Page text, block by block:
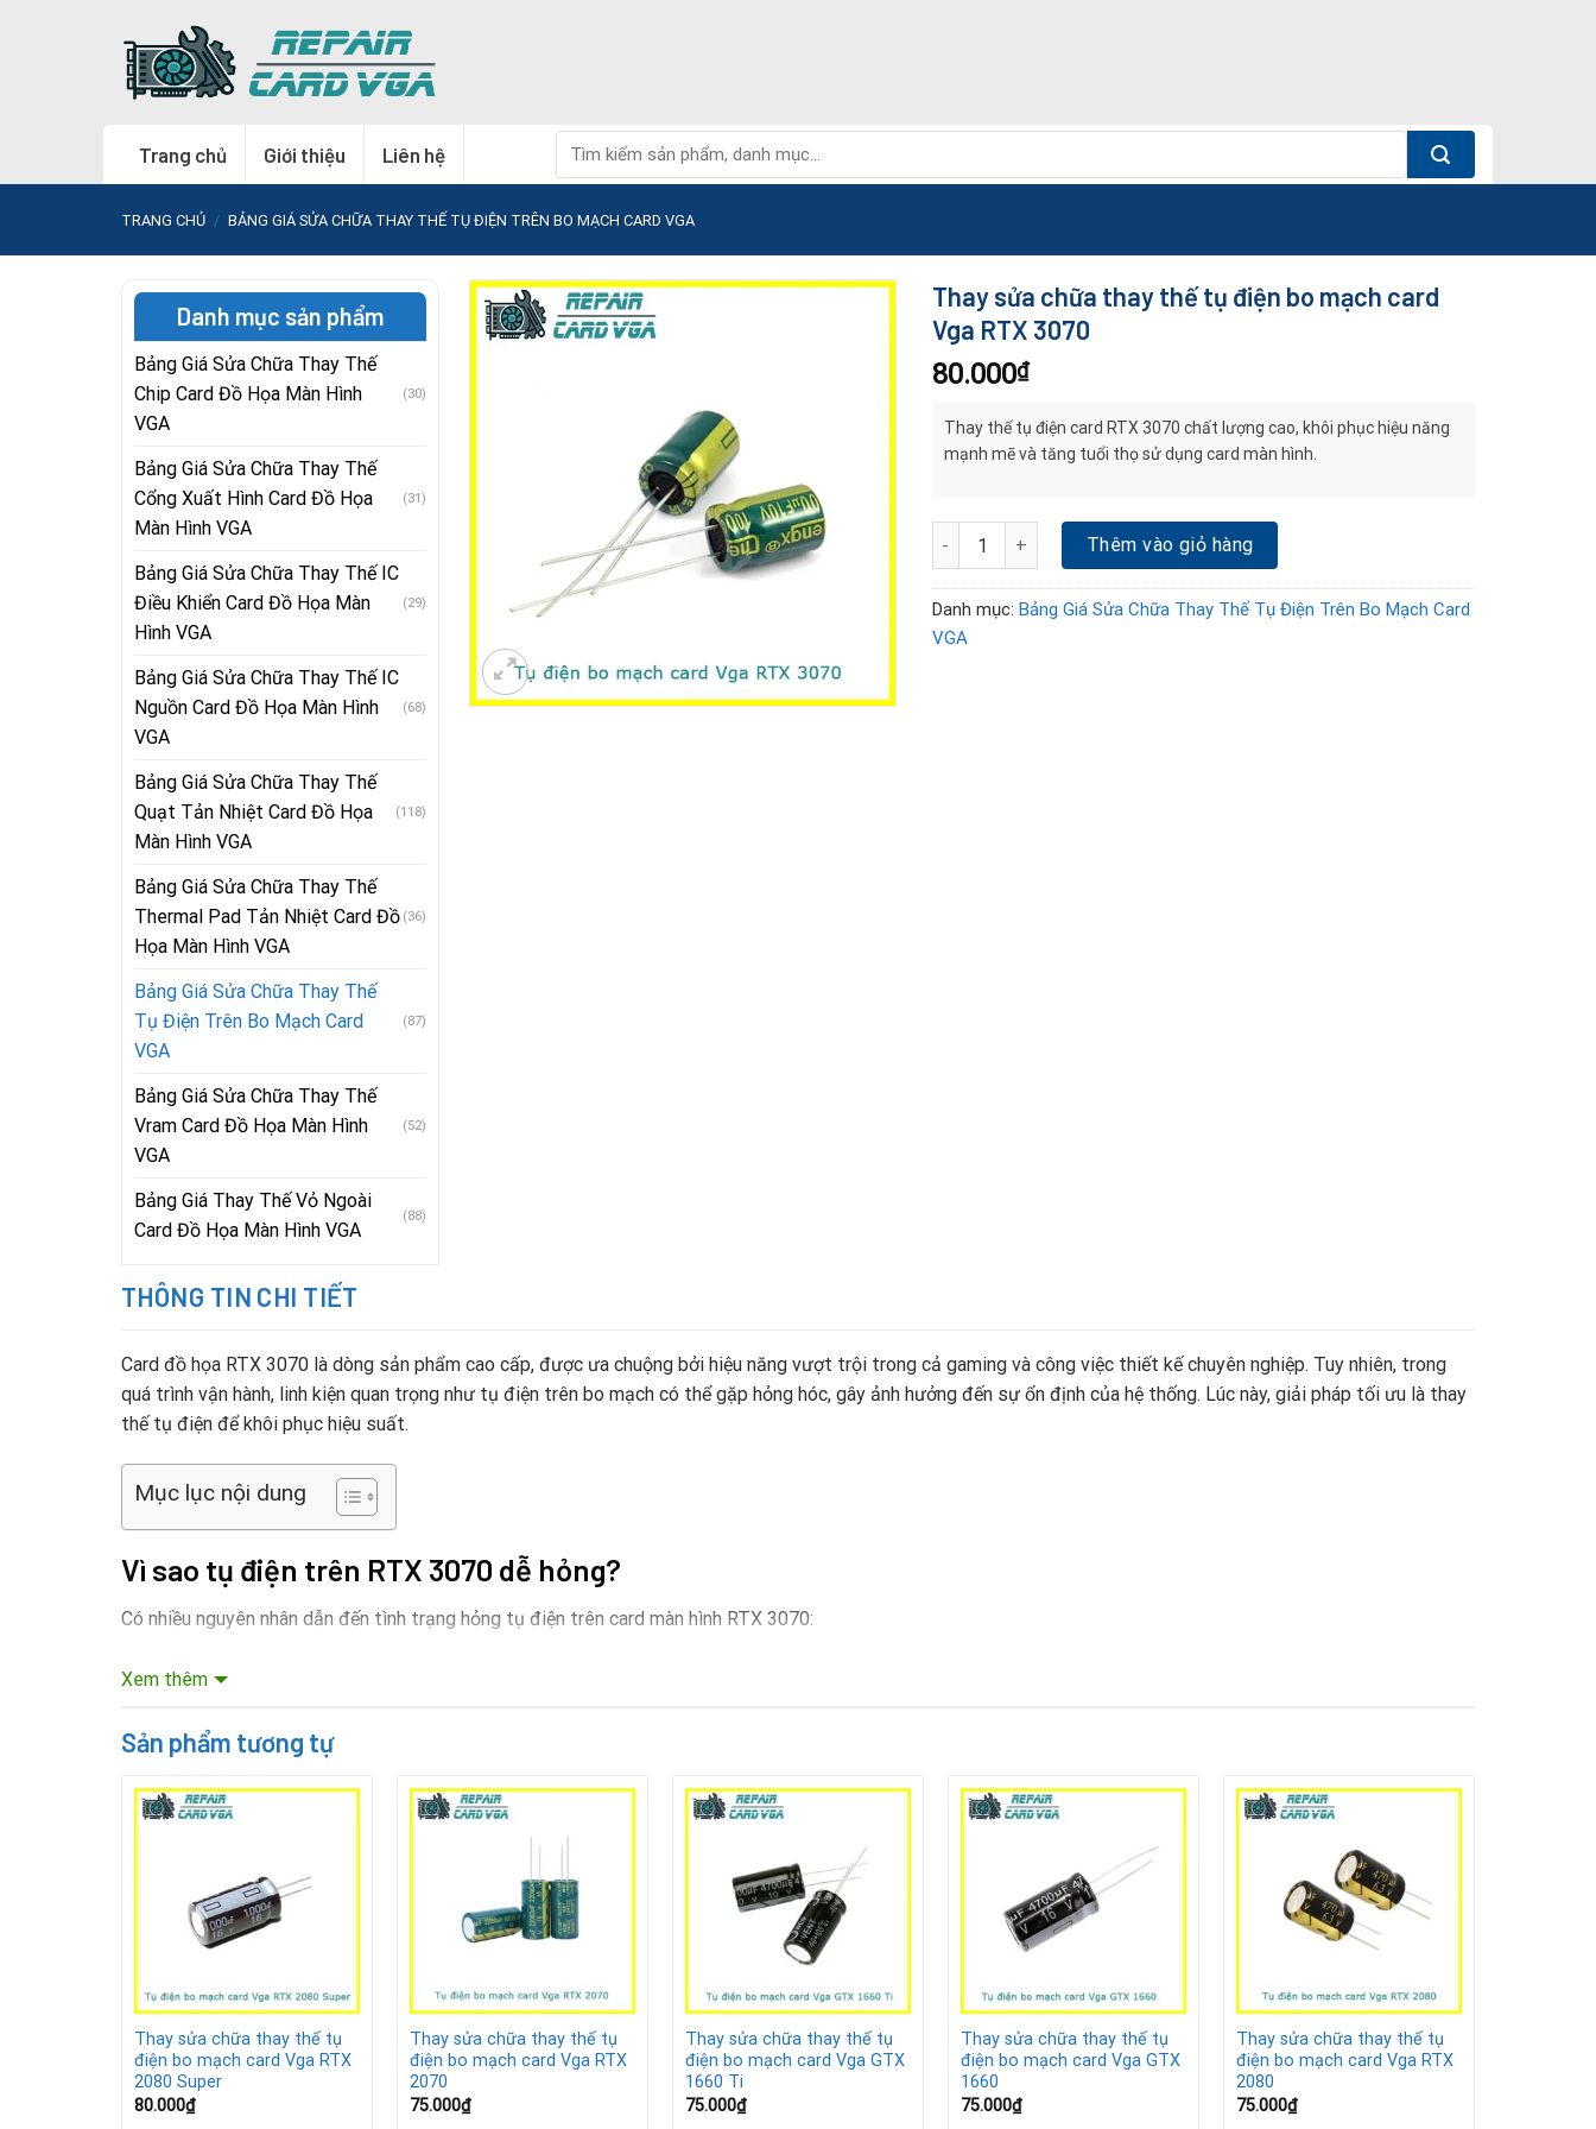
Trang chủ Giới thiệu Liên hệ
kiếm:
TRANG CHỦ / BẢNG GIÁ SỬA CHỮA THAY THẾ TỤ ĐIỆN TRÊN BO MẠCH CARD VGA
Thay sửa chữa thay thế tụ điện bo mạch card
Vga RTX 3070
80.000₫
Thay thế tụ điện card RTX 3070 chất lượng cao, khôi phục hiệu năng
mạnh mẽ và tăng tuổi thọ sử dụng card màn hình.
Thay sửa chữa thay thế tụ điện bo mạch card Vga RTX 3070 số lượng
Thêm vào giỏ hàng
Danh mục: Bảng Giá Sửa Chữa Thay Thế Tụ Điện Trên Bo Mạch Card
VGA
Danh mục sản phẩm
Bảng Giá Sửa Chữa Thay Thế
Chip Card Đồ Họa Màn Hình
VGA
(30)
Bảng Giá Sửa Chữa Thay Thế
Cổng Xuất Hình Card Đồ Họa
Màn Hình VGA
(31)
Bảng Giá Sửa Chữa Thay Thế IC
Điều Khiển Card Đồ Họa Màn
Hình VGA
(29)
Bảng Giá Sửa Chữa Thay Thế IC
Nguồn Card Đồ Họa Màn Hình
VGA
(68)
Bảng Giá Sửa Chữa Thay Thế
Quạt Tản Nhiệt Card Đồ Họa
Màn Hình VGA
(118)
Bảng Giá Sửa Chữa Thay Thế
Thermal Pad Tản Nhiệt Card Đồ
Họa Màn Hình VGA
(36)
Bảng Giá Sửa Chữa Thay Thế
Tụ Điện Trên Bo Mạch Card
VGA
(87)
Bảng Giá Sửa Chữa Thay Thế
Vram Card Đồ Họa Màn Hình
VGA
(52)
Bảng Giá Thay Thế Vỏ Ngoài
Card Đồ Họa Màn Hình VGA
(88)
THÔNG TIN CHI TIẾT
Card đồ họa RTX 3070 là dòng sản phẩm cao cấp, được ưa chuộng bởi hiệu năng vượt trội trong cả gaming và công việc thiết kế chuyên nghiệp. Tuy nhiên, trong
quá trình vận hành, linh kiện quan trọng như tụ điện trên bo mạch có thể gặp hỏng hóc, gây ảnh hưởng đến sự ổn định của hệ thống. Lúc này, giải pháp tối ưu là thay
thế tụ điện để khôi phục hiệu suất.
Mục lục nội dung
Vì sao tụ điện trên RTX 3070 dễ hỏng?
Có nhiều nguyên nhân dẫn đến tình trạng hỏng tụ điện trên card màn hình RTX 3070:
Nguồn điện không ổn định, dễ gây sốc điện.
Card hoạt động lâu dài trong môi trường nóng, tỏa nhiệt cao.
Điều kiện môi trường ẩm thấp hoặc bám bụi nhiều.
Biểu hiện card RTX 3070 cần thay tụ điện
Xem thêm
Sản phẩm tương tự
Thay sửa chữa thay thế tụ
điện bo mạch card Vga RTX
2080 Super
80.000₫
Thay sửa chữa thay thế tụ
điện bo mạch card Vga RTX
2070
75.000₫
Thay sửa chữa thay thế tụ
điện bo mạch card Vga GTX
1660 Ti
75.000₫
Thay sửa chữa thay thế tụ
điện bo mạch card Vga GTX
1660
75.000₫
Thay sửa chữa thay thế tụ
điện bo mạch card Vga RTX
2080
75.000₫